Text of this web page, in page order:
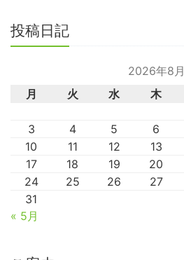
投稿日記
2026年8月
月
火 水 木
3
4 5 6
10
11 12 13
17
18 19 20
24
25 26 27
31
« 5月